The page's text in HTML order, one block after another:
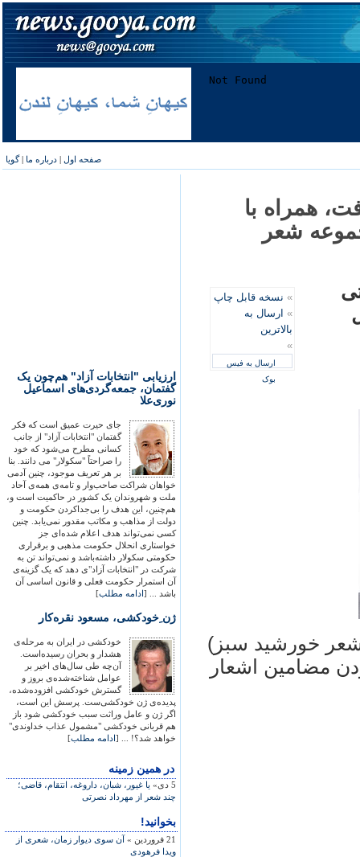
صفحه اول | درباره ما |گویا
ارزيابی "انتخابات آزاد" هم‌چون يک
گفتمان، جمعه‌گردی‌های اسماعيل
نوری‌علا
جای حيرت عميق است که فکر
گفتمان "انتخابات آزاد" از جانب
کسانی مطرح می‌شود که خود
را صراحتاً "سکولار" می دانند. بنا
بر هر تعريف موجود، چنين آدمی
خواهان شراکت صاحب‌وار و تامه‌ی همه‌ی آحاد
ملت و شهروندان يک کشور در حاکميت است و،
هم‌چنين، اين هدف را بی‌جداکردن حکومت و
دولت از مذاهب و مکاتب مقدور نمی‌يابد. چنين
کسی نمی‌تواند هدف اعلام شده‌ای جز
خواستاری انحلال حکومت مذهبی و برقراری
حکومتی سکولار داشته‌باشد و نمی‌تواند تن به
شرکت در "انتخابات آزاد"ی دهد که يک گزينه‌ی
آن استمرار حکومت فعلی و قانون اساسی آن
باشد ... [ادامه مطلب]
ژن ِخودکشی، مسعود نقره‌کار
خودکشی در ايران به مرحله‌ی
هشدار و بحران رسيده‌است.
آن‌چه طی سال‌های اخير بر
عوامل شناخته‌شده‌ی بروز و
گسترش خودکشی افزوده‌شده،
پديده‌ی ژن خودکشی‌ست. پرسش اين است،
اگر ژن و عامل وراثت سبب خودکشی شود باز
هم قربانی خودکشی "مشمول عذاب خداوندی"
خواهد شد؟! ... [ادامه مطلب]
در همين زمينه
5 دی»
يا غيور، شبان، داروغه، انتقام، قاضی؛
چند شعر از مهرداد نصرتی
بخوانید!
21 فروردین »
آن سوی ديوار زمان، شعری از
ويدا فرهودی
همراه با
شعر
» نسخه قابل چاپ
» ارسال به
بالاترین
»
ارسال به فیس
بوک
شعر خورشيد سبز)
مضامين اشعار